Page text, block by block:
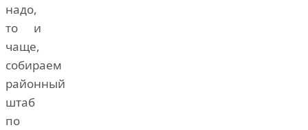
надо,
то и
чаще,
собираем
районный
штаб
по